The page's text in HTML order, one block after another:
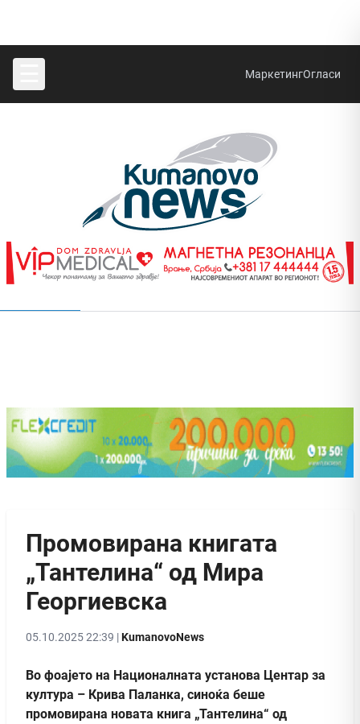
МаркетингОгласи
Промовирана книгата
„Тантелина“ од Мира
Георгиевска
05.10.2025 22:39 |KumanovoNews
Во фоајето на Националната установа Центар за
култура – Крива Паланка, синоќа беше
промовирана новата книга „Тантелина“ од